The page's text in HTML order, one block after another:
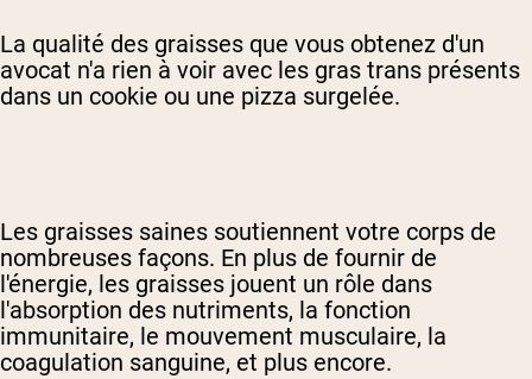
La qualité des graisses que vous obtenez d'un
avocat n'a rien à voir avec les gras trans présents
dans un cookie ou une pizza surgelée.
Les graisses saines soutiennent votre corps de
nombreuses façons. En plus de fournir de
l'énergie, les graisses jouent un rôle dans
l'absorption des nutriments, la fonction
immunitaire, le mouvement musculaire, la
coagulation sanguine, et plus encore.